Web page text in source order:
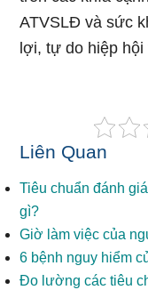
ATVSLĐ và sức
lợi, tự do hiệp
Liên Quan
Tiêu chuẩn đánh
gì?
Giờ làm việc của
6 bệnh nguy hiểm
Đo lường các tiêu